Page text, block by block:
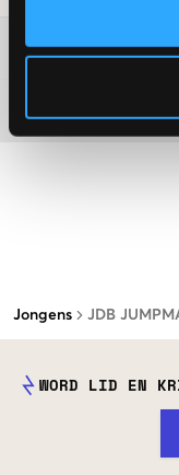
Jongens JDB
Washing advice
WORD LID EN